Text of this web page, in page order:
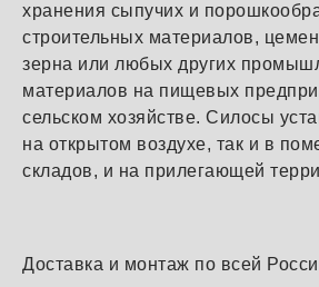
хранения сыпучих и
строительных материалов,
зерна или любых других
материалов на пищевых
сельском хозяйстве. Силосы
на открытом воздухе, так и в
складов, и на прилегающей
Доставка и монтаж по всей